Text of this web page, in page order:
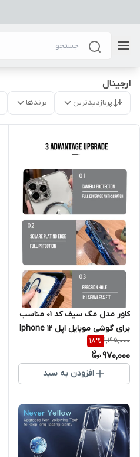
ارجینال
پربازدیدترین برندها
کاور مدل مگ سیف کد 01 مناسب
برای گوشی موبایل اپل Iphone 12
PROMAX
1,195,000
18%
970,000
افزودن به سبد